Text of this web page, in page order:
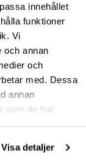
innehållet
funktioner
Vi
och annan
och
med. Dessa
annan
som de har
Visa detaljer